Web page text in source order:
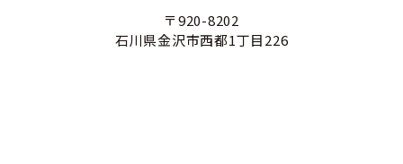
〒920-8202
石川県金沢市西都1丁目226